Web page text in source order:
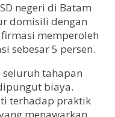
negeri di Batam
domisili dengan
memperoleh
sebesar 5 persen.
tahapan
biaya.
terhadap praktik
menawarkan